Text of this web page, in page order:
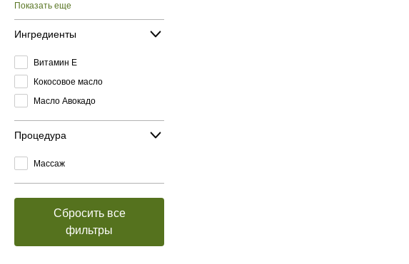
Показать еще
Ингредиенты
Витамин E
Кокосовое масло
Масло Авокадо
Процедура
Массаж
Сбросить все
фильтры